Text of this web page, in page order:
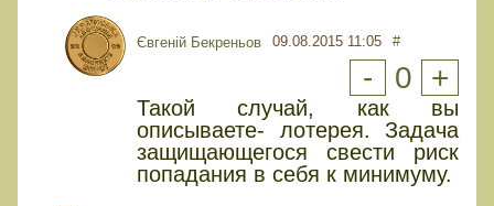
Євгеній Бекреньов 09.08.2015 11:05 #
- 0 +
Такой случай, как вы
описываете- лотерея. Задача
защищающегося свести риск
попадания в себя к минимуму.